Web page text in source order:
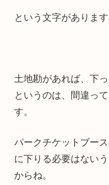
という文字があります
土地勘があれば、下
というのは、間違っ
す。
パークチケットブー
に下りる必要はない
からね。